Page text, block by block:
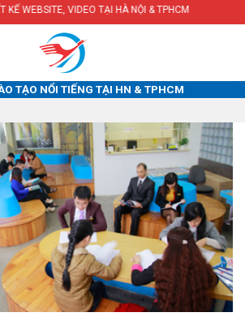
TẠI HÀ NỘI & TPHCM
TẠO NỔI TIẾNG TẠI HN & TPHCM